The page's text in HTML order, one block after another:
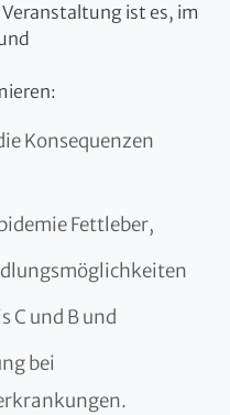
ist es, im
Konsequenzen
Fettleber,
C und B und
bei